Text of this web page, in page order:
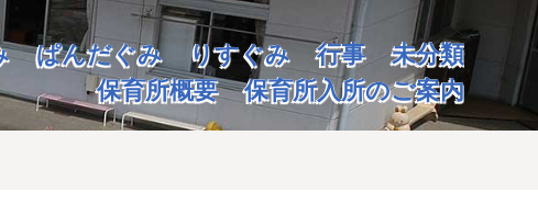
ぱんだぐみ りすぐみ 行事
未分類
保育所概要
保育所入所のご案内